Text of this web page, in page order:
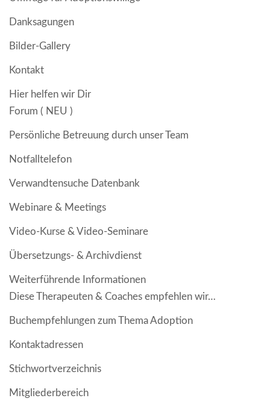
Danksagungen
Bilder-Gallery
Kontakt
Hier helfen wir Dir
Forum ( NEU )
Persönliche Betreuung durch unser Team
Notfalltelefon
Verwandtensuche Datenbank
Webinare & Meetings
Video-Kurse & Video-Seminare
Übersetzungs- & Archivdienst
Weiterführende Informationen
Diese Therapeuten & Coaches empfehlen wir…
Buchempfehlungen zum Thema Adoption
Kontaktadressen
Stichwortverzeichnis
Mitgliederbereich